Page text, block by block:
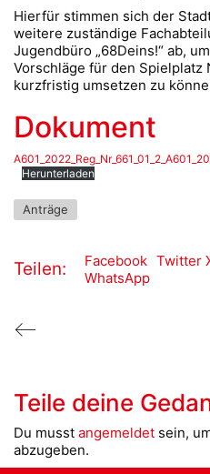
Hierfür stimmen sich der
weitere zuständige
Jugendbüro „68Deins!“ ab,
Vorschläge für den Spielplatz
kurzfristig umsetzen zu
Dokument
Herunterladen
Anträge
Teilen: Facebook Twitter
WhatsApp
Teile deine
Du musst angemeldet sein,
abzugeben.